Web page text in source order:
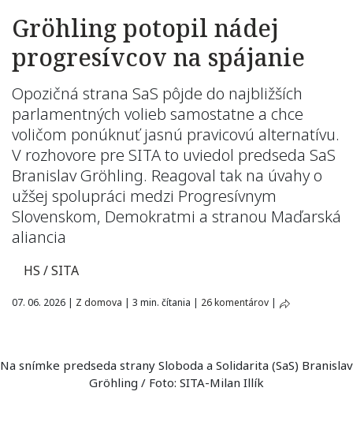
Gröhling potopil nádej
progresívcov na spájanie
Opozičná strana SaS pôjde do najbližších
parlamentných volieb samostatne a chce
voličom ponúknuť jasnú pravicovú alternatívu.
V rozhovore pre SITA to uviedol predseda SaS
Branislav Gröhling. Reagoval tak na úvahy o
užšej spolupráci medzi Progresívnym
Slovenskom, Demokratmi a stranou Maďarská
aliancia
HS / SITA
07. 06. 2026 | Z domova | 3 min. čítania | 26 komentárov |
Na snímke predseda strany Sloboda a Solidarita (SaS) Branislav
Gröhling / Foto: SITA-Milan Illík